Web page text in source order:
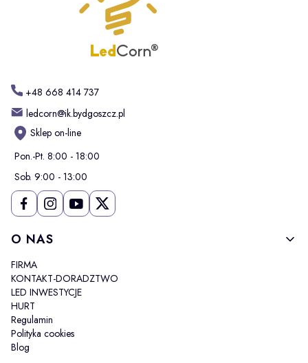
+48 668 414 737
ledcorn@ik.bydgoszcz.pl
Sklep on-line
Pon.-Pt. 8:00 - 18:00
Sob. 9:00 - 13:00
Linki w stopce
O NAS
FIRMA
KONTAKT-DORADZTWO
LED INWESTYCJE
HURT
Regulamin
Polityka cookies
Blog